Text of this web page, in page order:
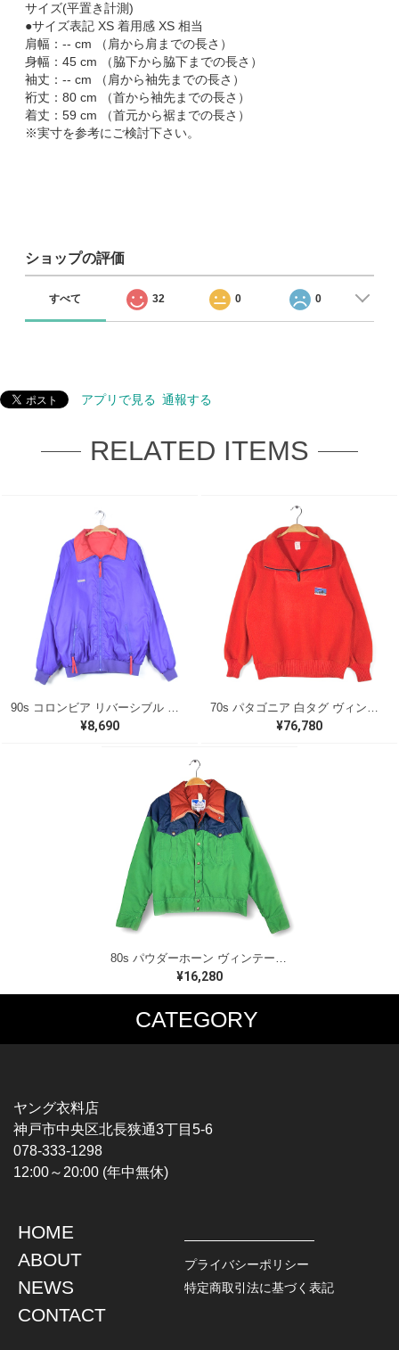
サイズ(平置き計測)
●サイズ表記 XS 着用感 XS 相当
肩幅：-- cm （肩から肩までの長さ）
身幅：45 cm （脇下から脇下までの長さ）
袖丈：-- cm （肩から袖先までの長さ）
裄丈：80 cm （首から袖先までの長さ）
着丈：59 cm （首元から裾までの長さ）
※実寸を参考にご検討下さい。
ショップの評価
すべて 32 0 0
アプリで見る 通報する
RELATED ITEMS
¥8,690 ¥76,780
80s パウダーホーン ヴィンテージ ダウンジャケット ネイビー グリーン POWDERHORN サイズS 古着 DD0494
¥16,280
CATEGORY
MUSIC TEE
HARDCORE / PUNK
PROGLESSIVE ROCK
POPS
SOUL / R&B
T-SHIRTS
CHAMPION
TOPS
L / S SHIRT
S / S SHIRT
HAWAIIAN SHIRT
JACKET
DENIM
LEATHER
ヤング衣料店
神戸市中央区北長狭通3丁目5-6
078-333-1298
12:00～20:00 (年中無休)
HOME
ABOUT
NEWS
CONTACT
プライバシーポリシー
特定商取引法に基づく表記